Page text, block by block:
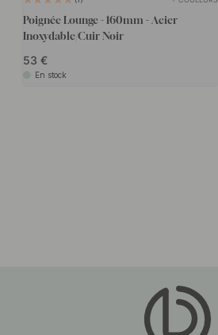
Poignée Lounge - 160mm - Acier
Inoxydable/Cuir Noir
53
En stock